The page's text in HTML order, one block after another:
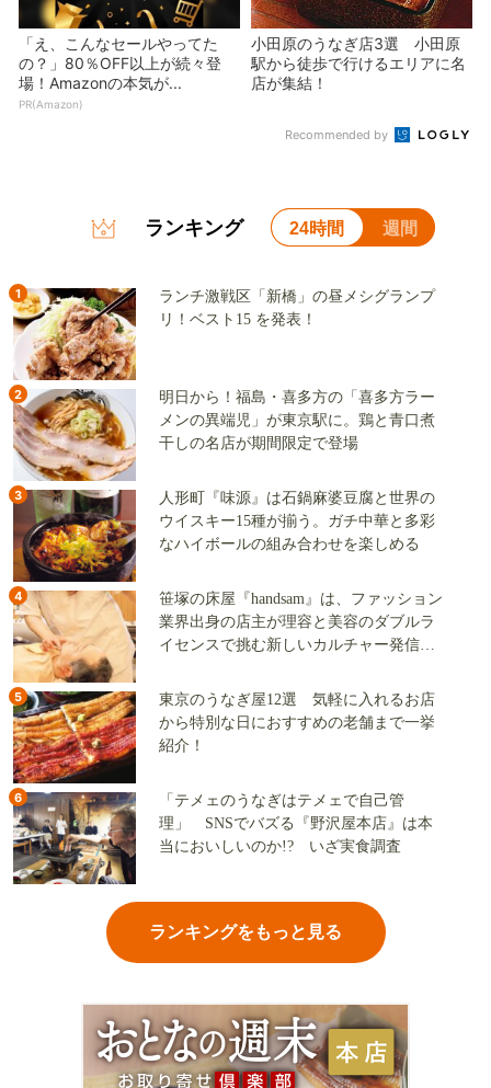
「え、こんなセールやってた
の？」80％OFF以上が続々登
場！Amazonの本気が...
PR(Amazon)
小田原のうなぎ店3選 小田原
駅から徒歩で行けるエリアに名
店が集結！
Recommended by
ランキング 24時間 週間
1
ランチ激戦区「新橋」の昼メシグランプ
リ！ベスト15 を発表！
2
明日から！福島・喜多方の「喜多方ラー
メンの異端児」が東京駅に。鶏と青口煮
干しの名店が期間限定で登場
3
人形町『味源』は石鍋麻婆豆腐と世界の
ウイスキー15種が揃う。ガチ中華と多彩
なハイボールの組み合わせを楽しめる
4
笹塚の床屋『handsam』は、ファッション
業界出身の店主が理容と美容のダブルラ
イセンスで挑む新しいカルチャー発信基
5
東京のうなぎ屋12選 気軽に入れるお店
から特別な日におすすめの老舗まで一挙
紹介！
6
「テメェのうなぎはテメェで自己管
理」 SNSでバズる『野沢屋本店』は本
当においしいのか!? いざ実食調査
ランキングをもっと見る